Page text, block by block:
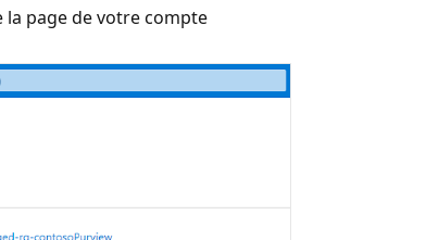
la page de votre compte